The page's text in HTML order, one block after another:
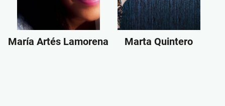
María Artés Lamorena Marta Quintero